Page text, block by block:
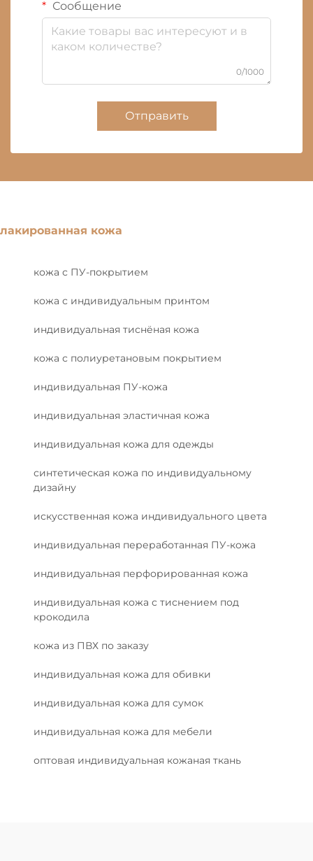
Сообщение
0/1000
Отправить
лакированная кожа
кожа с ПУ-покрытием
кожа с индивидуальным принтом
индивидуальная тиснёная кожа
кожа с полиуретановым покрытием
индивидуальная ПУ-кожа
индивидуальная эластичная кожа
индивидуальная кожа для одежды
синтетическая кожа по индивидуальному
дизайну
искусственная кожа индивидуального цвета
индивидуальная переработанная ПУ-кожа
индивидуальная перфорированная кожа
индивидуальная кожа с тиснением под
крокодила
кожа из ПВХ по заказу
индивидуальная кожа для обивки
индивидуальная кожа для сумок
индивидуальная кожа для мебели
оптовая индивидуальная кожаная ткань